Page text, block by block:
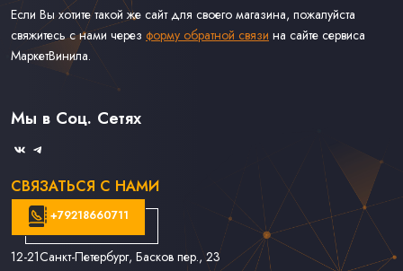
Если Вы хотите такой же сайт для своего магазина, пожалуйста
свяжитесь с нами через форму обратной связи на сайте сервиса
МаркетВинила.
Каталог Винила, CD и Кассет
Доставка и Оплата
Связаться С Нами
Мы в Соц. Сетях
СВЯЗАТЬСЯ С НАМИ
+79218660711
12-21Санкт-Петербург, Басков пер., 23